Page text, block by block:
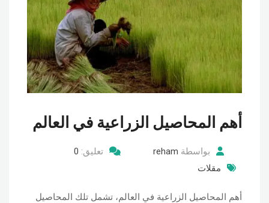
أهم المحاصيل الزراعية في العالم
بواسطة reham تعليق: 0
مقلات
أهم المحاصيل الزراعية في العالم، تشمل تلك المحاصيل